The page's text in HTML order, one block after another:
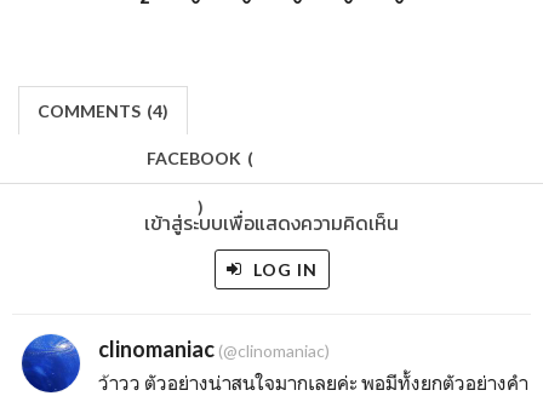
COMMENTS (4)
FACEBOOK (
)
เข้าสู่ระบบเพื่อแสดงความคิดเห็น
LOG IN
clinomaniac (@clinomaniac)
ว้าวว ตัวอย่างน่าสนใจมากเลยค่ะ พอมีทั้งยกตัวอย่างคำ